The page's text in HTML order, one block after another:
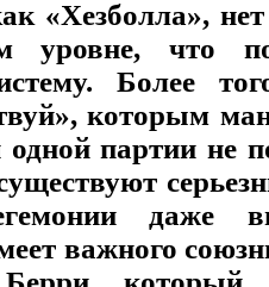
«Хезболла»,
уровне, что
Более
которым
партии не
даже
важного